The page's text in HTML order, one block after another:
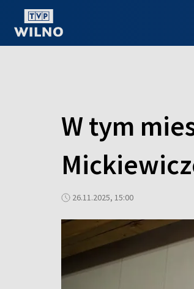
W tym
26.11.2025, 15:00